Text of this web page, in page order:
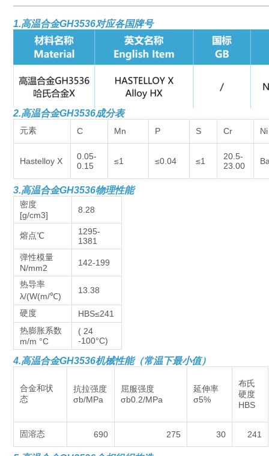
1.高温合金GH3536对应各国牌号
2.高温合金GH3536成分表
元素 C Mn P S Cr Ni
Hastelloy X
0.05-
0.15
≤1 ≤0.04 ≤1
20.5-
23.00
3.高温合金GH3536物理性能
密度
[g/cm3]
8.28
熔点℃
1295-
1381
弹性模量
N/mm2
142-199
热导率
λ/(W(m/℃)
13.38
硬度
HBS≤241
热膨胀系数
m/m °C
( 24
-100°C)
4.高温合金GH3536机械性能（常温下最小值）
合金和状
态
抗拉强度
σb/MPa
屈服强度
σb0.2/MPa
延伸率
σ5%
布氏
硬度
HBS
固溶态 690 275 30 241